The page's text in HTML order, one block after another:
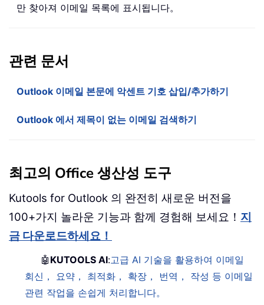
만 찾아져 이메일 목록에 표시됩니다。
관련 문서
Outlook 이메일 본문에 악센트 기호 삽입/추가하기
Outlook 에서 제목이 없는 이메일 검색하기
최고의 Office 생산성 도구
Kutools for Outlook 의 완전히 새로운 버전을
100+가지 놀라운 기능과 함께 경험해 보세요！ 지
금 다운로드하세요！
🤖 KUTOOLS AI:고급 AI 기술을 활용하여 이메일
회신， 요약， 최적화， 확장， 번역， 작성 등 이메일
관련 작업을 손쉽게 처리합니다。